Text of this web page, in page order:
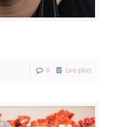
0 Lire plus